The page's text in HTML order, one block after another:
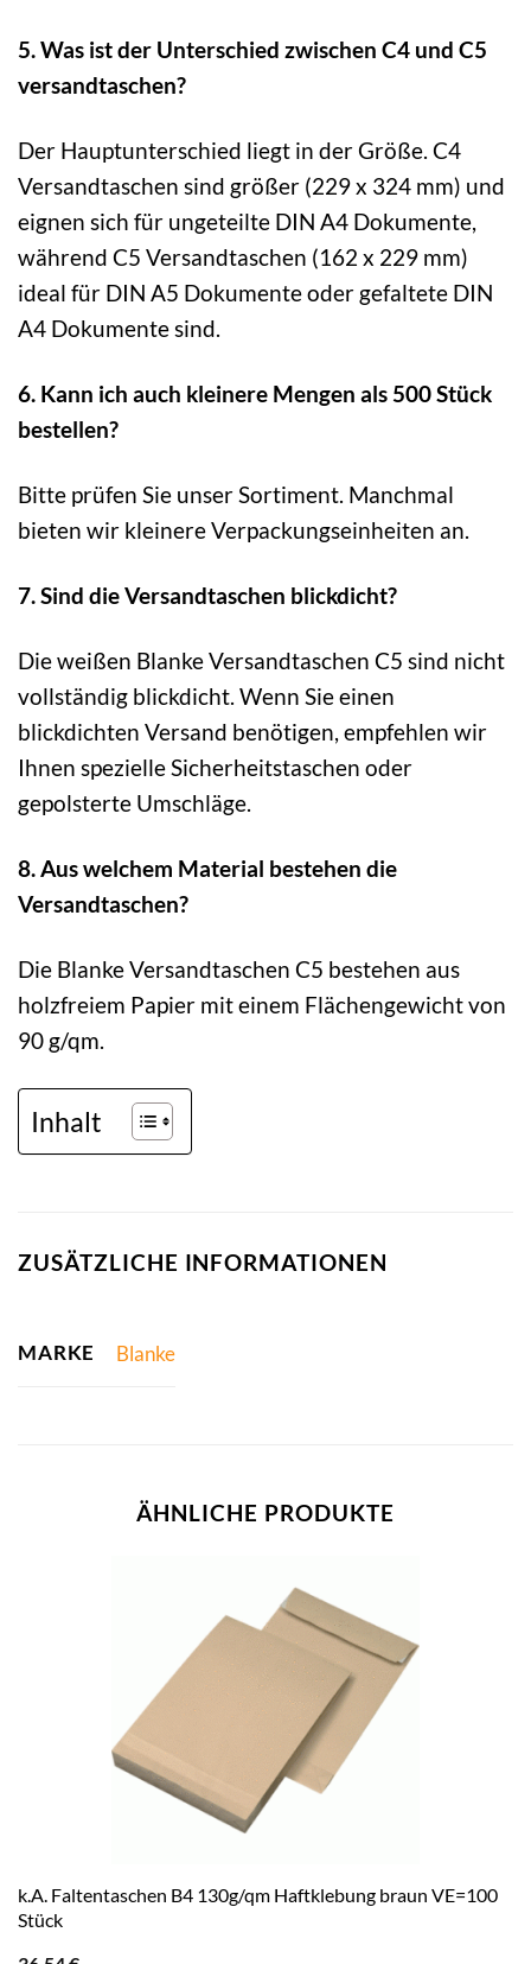
5. Was ist der Unterschied zwischen C4 und C5
versandtaschen?
Der Hauptunterschied liegt in der Größe. C4
Versandtaschen sind größer (229 x 324 mm) und
eignen sich für ungeteilte DIN A4 Dokumente,
während C5 Versandtaschen (162 x 229 mm)
ideal für DIN A5 Dokumente oder gefaltete DIN
A4 Dokumente sind.
6. Kann ich auch kleinere Mengen als 500 Stück
bestellen?
Bitte prüfen Sie unser Sortiment. Manchmal
bieten wir kleinere Verpackungseinheiten an.
7. Sind die Versandtaschen blickdicht?
Die weißen Blanke Versandtaschen C5 sind nicht
vollständig blickdicht. Wenn Sie einen
blickdichten Versand benötigen, empfehlen wir
Ihnen spezielle Sicherheitstaschen oder
gepolsterte Umschläge.
8. Aus welchem Material bestehen die
Versandtaschen?
Die Blanke Versandtaschen C5 bestehen aus
holzfreiem Papier mit einem Flächengewicht von
90 g/qm.
Inhalt
ZUSÄTZLICHE INFORMATIONEN
MARKE Blanke
ÄHNLICHE PRODUKTE
k.A. Faltentaschen B4 130g/qm Haftklebung braun VE=100
Stück